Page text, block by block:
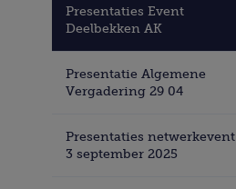
Presentaties Event
Deelbekken AK
Presentatie Algemene
Vergadering 29 04
Presentaties netwerkevent
3 september 2025